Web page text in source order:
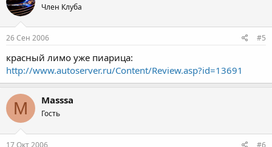
Член Клуба
26 Сен 2006 #5
красный лимо уже пиарица:
http://www.autoserver.ru/Content/Review.asp?id=13691
M Masssa
Гость
17 Окт 2006 #6